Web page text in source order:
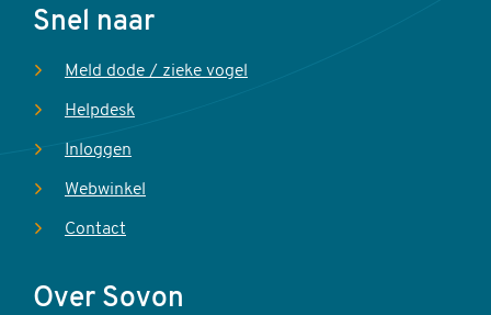
Voet
Snel naar
Meld dode / zieke vogel
Helpdesk
Inloggen
Webwinkel
Contact
Over Sovon